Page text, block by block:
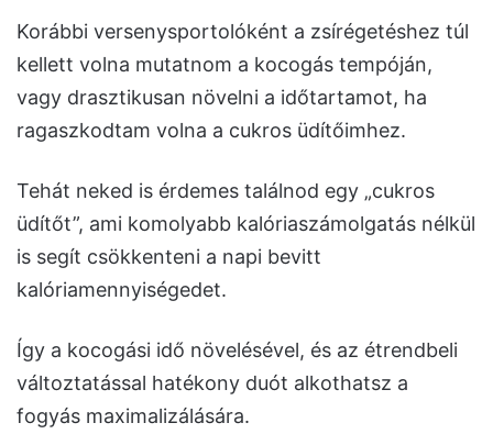
Korábbi versenysportolóként a zsírégetéshez túl
kellett volna mutatnom a kocogás tempóján,
vagy drasztikusan növelni a időtartamot, ha
ragaszkodtam volna a cukros üdítőimhez.
Tehát neked is érdemes találnod egy „cukros
üdítőt”, ami komolyabb kalóriaszámolgatás nélkül
is segít csökkenteni a napi bevitt
kalóriamennyiségedet.
Így a kocogási idő növelésével, és az étrendbeli
változtatással hatékony duót alkothatsz a
fogyás maximalizálására.